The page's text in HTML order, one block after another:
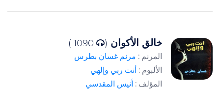
خالق الأكوان (
المرنم : مرنم غسان بطرس
الألبوم : أنت ربي وإلهي
المؤلف : أنيس المقدسي